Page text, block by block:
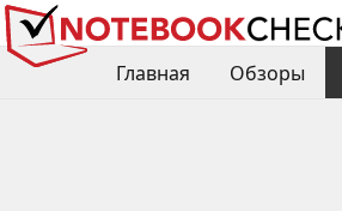
Главная Обзоры